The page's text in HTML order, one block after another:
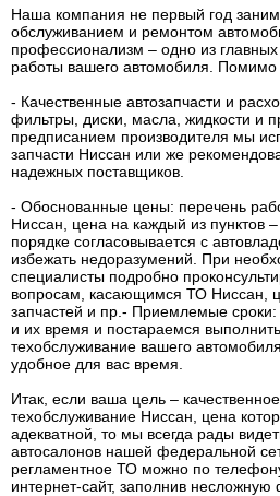
Наша компания не первый год
обслуживанием и ремонтом
профессионализм – одно из
работы вашего автомобиля. Помимо
- Качественные автозапчасти и
фильтры, диски, масла, жидкости и
предписанием производителя мы
запчасти Ниссан или же
надежных поставщиков.
- Обоснованные цены: перечень
Ниссан, цена на каждый из пунктов
порядке согласовывается с
избежать недоразумений. При
специалисты подробно
вопросам, касающимся ТО Ниссан,
запчастей и пр.- Приемлемые
и их время и постараемся
техобслуживание вашего
удобное для вас время.
Итак, если ваша цель –
техобслуживание Ниссан, цена
адекватной, то мы всегда рады
автосалонов нашей федеральной
регламентное ТО можно по
интернет-сайт, заполнив несложную